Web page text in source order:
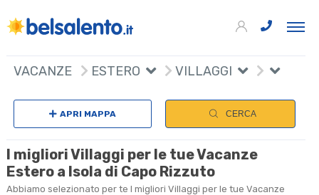
VACANZE ESTERO VILLAGGI
APRI MAPPA CERCA
I migliori Villaggi per le tue Vacanze
Estero a Isola di Capo Rizzuto
Abbiamo selezionato per te I migliori Villaggi per le tue Vacanze